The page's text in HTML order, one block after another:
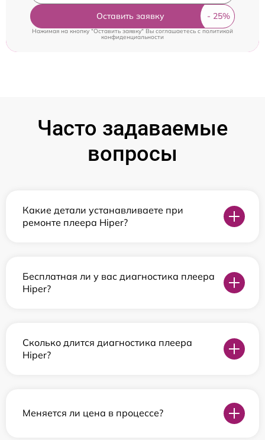
Оставить заявку
Нажимая на кнопку "Оставить заявку" Вы соглашаетесь cполитикой
конфиденциальности
Часто задаваемые
вопросы
Какие детали устанавливаете при
ремонте плеера Hiper?
Бесплатная ли у вас диагностика плеера
Hiper?
Сколько длится диагностика плеера
Hiper?
Меняется ли цена в процессе?